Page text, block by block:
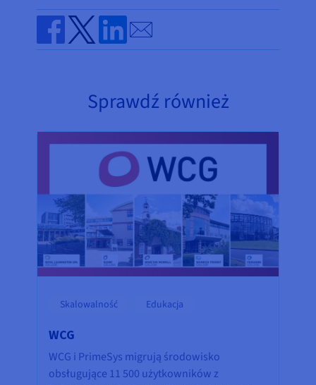
Share on Facebook
Share on Twitter
Share on Linkedin
Send by email
Sprawdź również
Skalowalność Edukacja
WCG
WCG i PrimeSys migrują środowisko
obsługujące 11 500 użytkowników z